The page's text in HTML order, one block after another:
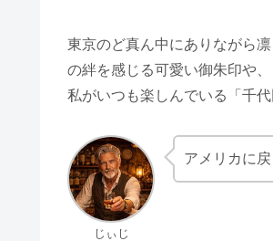
東京のど真ん中にありながら
の絆を感じる可愛い御朱印や
私がいつも楽しんでいる「千
じぃじ
アメリカに